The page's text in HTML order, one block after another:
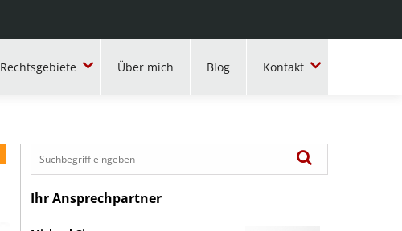
Rechtsgebiete Über mich Blog Kontakt
Ihr Ansprechpartner